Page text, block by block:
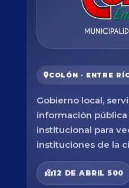
COLÓN · ENTRE
Gobierno local,
información
institucional para
instituciones de la
12 DE ABRIL 500